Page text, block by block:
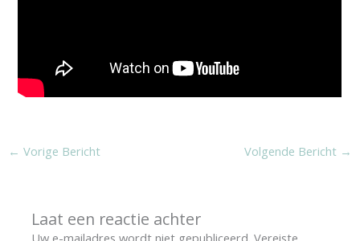
← Vorige Bericht Volgende Bericht →
Laat een reactie achter
Uw e-mailadres wordt niet gepubliceerd. Vereiste